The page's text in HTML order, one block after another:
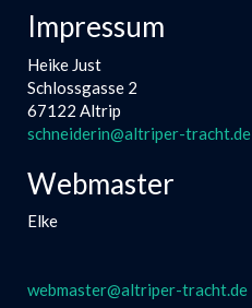
Impressum
Heike Just
Schlossgasse 2
67122 Altrip
schneiderin@altriper-tracht.de
Webmaster
Elke
webmaster@altriper-tracht.de